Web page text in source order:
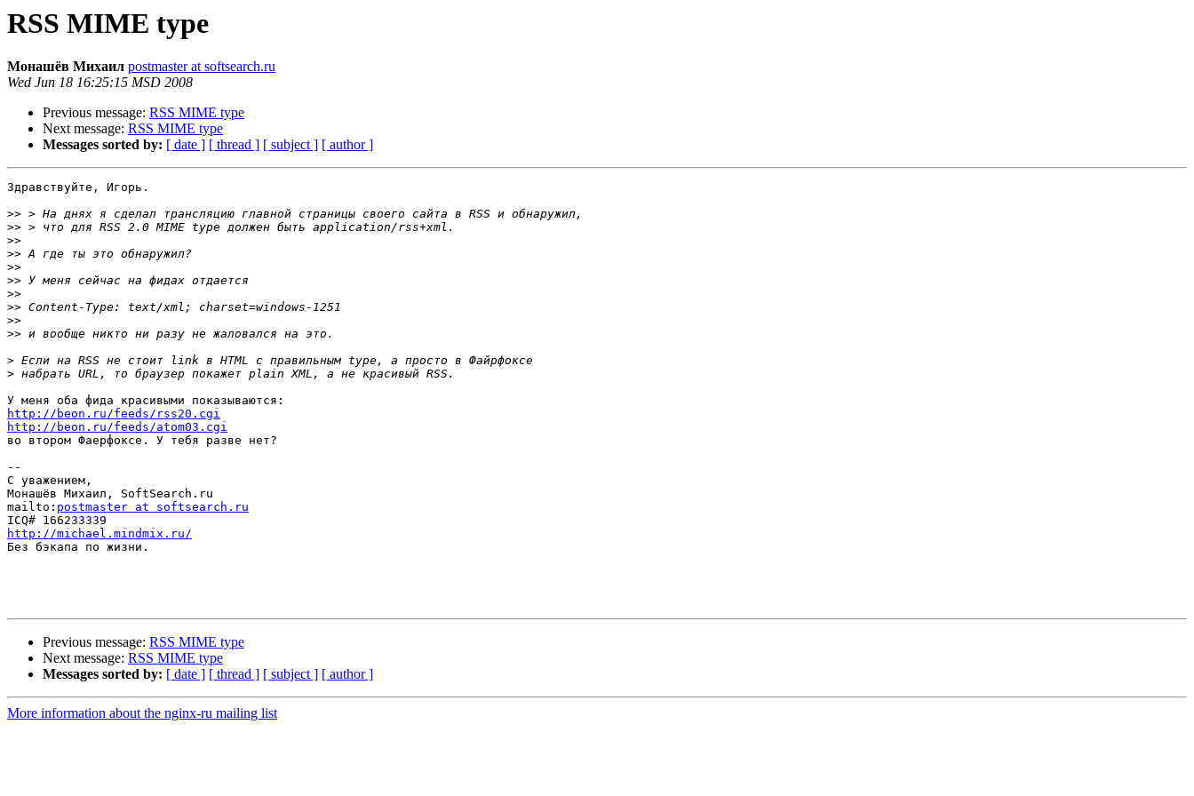
RSS MIME type
Монашёв Михаил postmaster at softsearch.ru
Wed Jun 18 16:25:15 MSD 2008
Previous message: RSS MIME type
Next message: RSS MIME type
Messages sorted by: [ date ] [ thread ] [ subject ] [ author ]
Здравствуйте, Игорь.
>>
>>
>>
>>
>>
>>
>>
>>
>>
>>
>
>
http://beon.ru/feeds/rss20.cgi
http://beon.ru/feeds/atom03.cgi
во втором Фаерфоксе. У тебя разве нет?
--
С уважением,
Монашёв Михаил, SoftSearch.ru
mailto: postmaster at softsearch.ru
http://michael.mindmix.ru/
Без бэкапа по жизни.
Previous message: RSS MIME type
Next message: RSS MIME type
Messages sorted by: [ date ] [ thread ] [ subject ] [ author ]
More information about the nginx-ru mailing list